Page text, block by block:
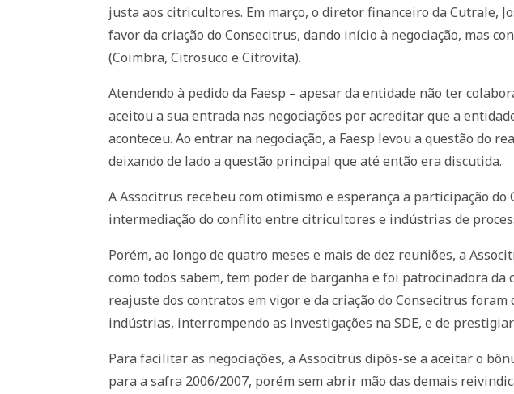
justa aos citricultores. Em março, o diretor financeiro da Cutrale,
favor da criação do Consecitrus, dando início à negociação, mas
(Coimbra, Citrosuco e Citrovita).
Atendendo à pedido da Faesp – apesar da entidade não ter
aceitou a sua entrada nas negociações por acreditar que a
aconteceu. Ao entrar na negociação, a Faesp levou a questão do
deixando de lado a questão principal que até então era discutida.
A Associtrus recebeu com otimismo e esperança a participação
intermediação do conflito entre citricultores e indústrias de
Porém, ao longo de quatro meses e mais de dez reuniões, a
como todos sabem, tem poder de barganha e foi patrocinadora
reajuste dos contratos em vigor e da criação do Consecitrus
indústrias, interrompendo as investigações na SDE, e de
Para facilitar as negociações, a Associtrus dipôs-se a aceitar o
para a safra 2006/2007, porém sem abrir mão das demais